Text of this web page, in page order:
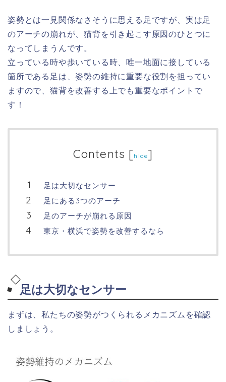
姿勢とは一見関係なさそうに思える足ですが、実は足
のアーチの崩れが、猫背を引き起こす原因のひとつに
なってしまうんです。
立っている時や歩いている時、唯一地面に接している
箇所である足は、姿勢の維持に重要な役割を担ってい
ますので、猫背を改善する上でも重要なポイントで
す！
Contents [hide]
足は大切なセンサー
足にある3つのアーチ
足のアーチが崩れる原因
東京・横浜で姿勢を改善するなら
足は大切なセンサー
まずは、私たちの姿勢がつくられるメカニズムを確認
しましょう。